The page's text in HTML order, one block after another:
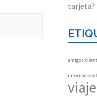
tarjeta?
amigos
internacional